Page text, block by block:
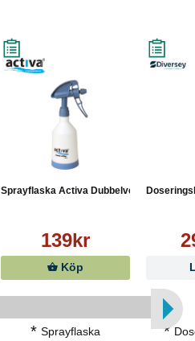
Sprayflaska Activa Dubbelve...
139kr
Köp
* Sprayflaska *